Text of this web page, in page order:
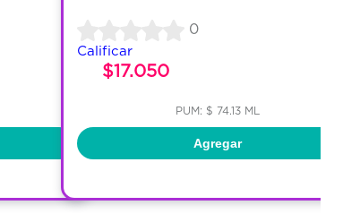
0
Calificar
$17.050
PUM: $ 74.13 ML
Agregar